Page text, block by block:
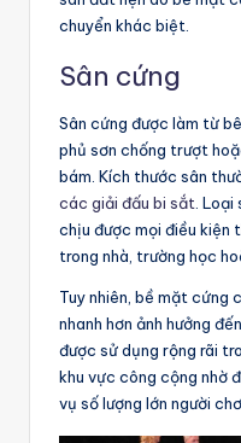
chuyển khác biệt.
Sân cứng
Sân cứng được làm từ
phủ sơn chống trượt
bám. Kích thước sân
các giải đấu bi sắt .
chịu được mọi điều kiện
trong nhà, trường học
Tuy nhiên, bề mặt cứng
nhanh hơn ảnh hưởng
được sử dụng rộng rãi
khu vực công cộng nhờ
vụ số lượng lớn người